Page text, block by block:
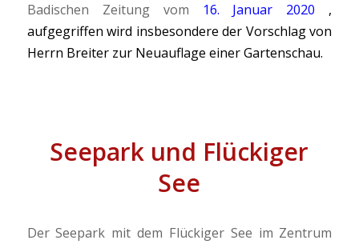
Badischen Zeitung vom
16. Januar 2020
,
aufgegriffen wird insbesondere der Vorschlag von
Herrn Breiter zur Neuauflage einer Gartenschau.
Seepark und Flückiger
See
Der Seepark mit dem Flückiger See im Zentrum